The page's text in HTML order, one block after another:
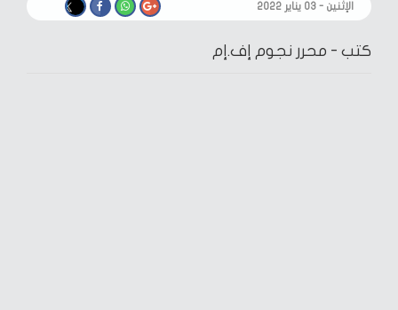
الإثنين - ٠٣ يناير ٢٠٢٢
كتب - محرر نجوم إف.إم